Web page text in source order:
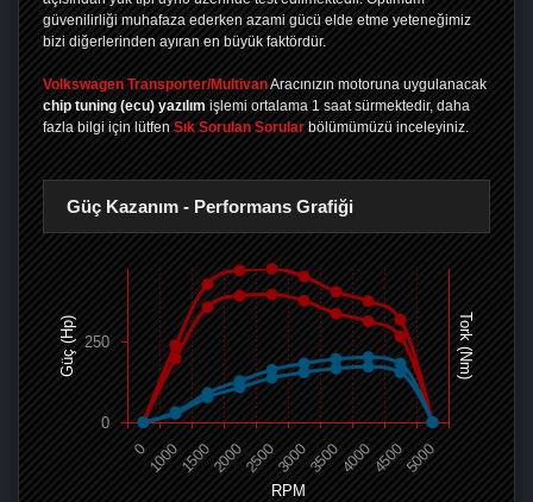
güvenilirliği muhafaza ederken azami gücü elde etme yeteneğimiz
bizi diğerlerinden ayıran en büyük faktördür.
Volkswagen Transporter/MultivanAracınızın motoruna uygulanacak
chip tuning (ecu) yazılım işlemi ortalama 1 saat sürmektedir, daha
fazla bilgi için lütfen Sık Sorulan Sorular bölümümüzü inceleyiniz.
Güç Kazanım - Performans Grafiği
RPM
Güç (Hp) Tork (Nm)
0 100015002000250030003500400045005000
0
250